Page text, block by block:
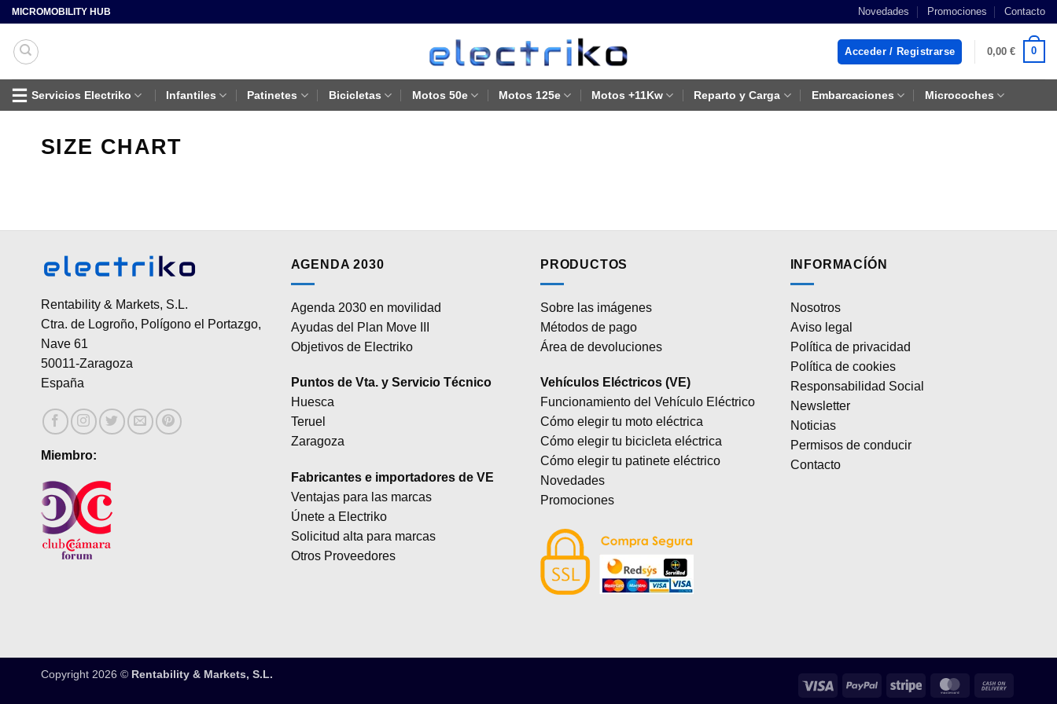
Saltar
contenido
MICROMOBILITY HUB Novedades Promociones Contacto
Acceder / Registrarse 0,00 € 0
Servicios Electriko Infantiles Patinetes Bicicletas Motos 50e Motos 125e Motos +11Kw Reparto y Carga Embarcaciones Microcoches
SIZE CHART
Rentability & Markets, S.L.
Ctra. de Logroño, Polígono el Portazgo,
Nave 61
50011-Zaragoza
España
Miembro:
AGENDA 2030
Agenda 2030 en movilidad
Ayudas del Plan Move III
Objetivos de Electriko
Puntos de Vta. y Servicio Técnico
Huesca
Teruel
Zaragoza
Fabricantes e importadores de VE
Ventajas para las marcas
Únete a Electriko
Solicitud alta para marcas
Otros Proveedores
PRODUCTOS
Sobre las imágenes
Métodos de pago
Área de devoluciones
Vehículos Eléctricos (VE)
Funcionamiento del Vehículo Eléctrico
Cómo elegir tu moto eléctrica
Cómo elegir tu bicicleta eléctrica
Cómo elegir tu patinete eléctrico
Novedades
Promociones
INFORMACÍÓN
Nosotros
Aviso legal
Política de privacidad
Política de cookies
Responsabilidad Social
Newsletter
Noticias
Permisos de conducir
Contacto
Visa PayPal Stripe MasterCard
Copyright 2026 © Rentability & Markets, S.L.